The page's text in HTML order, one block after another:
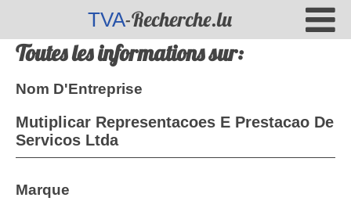
TVA-Recherche.lu
Toutes les informations sur:
Nom D'Entreprise
Mutiplicar Representacoes E Prestacao De
Servicos Ltda
Marque